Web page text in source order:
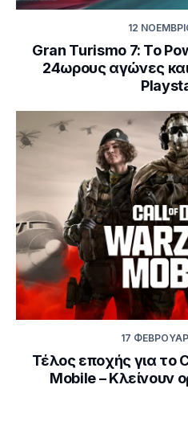
12
Gran Turismo 7: Το
24ωρους αγώνες
17
Τέλος εποχής για το
Mobile – Κλείνουν